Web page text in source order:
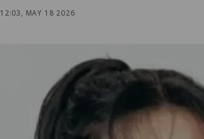
12:03, MAY 18 2026